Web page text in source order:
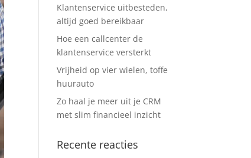
Klantenservice uitbesteden,
altijd goed bereikbaar
Hoe een callcenter de
klantenservice versterkt
Vrijheid op vier wielen, toffe
huurauto
Zo haal je meer uit je CRM
met slim financieel inzicht
Recente reacties